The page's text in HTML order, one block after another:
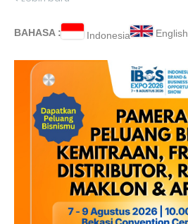
BAHASA : Indonesia English